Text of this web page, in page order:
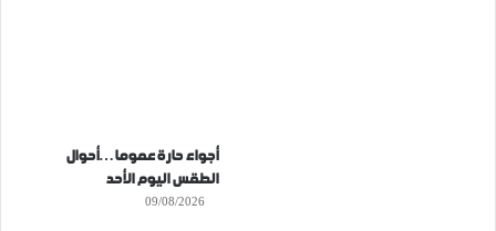
أجواء حارة عموما…أحوال
الطقس اليوم الأحد
09/08/2026